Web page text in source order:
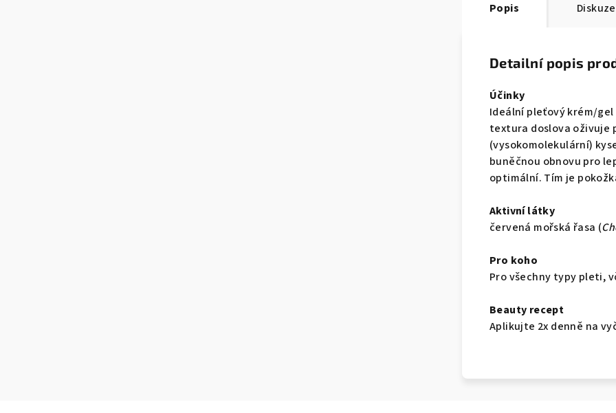
Popis Diskuze
Detailní popis
Účinky
Ideální pleťový krém/
textura doslova oživuje
(vysokomolekulární)
buněčnou obnovu pro
optimální. Tím je
Aktivní látky
červená mořská řasa (
Pro koho
Pro všechny typy pleti,
Beauty recept
Aplikujte 2x denně na